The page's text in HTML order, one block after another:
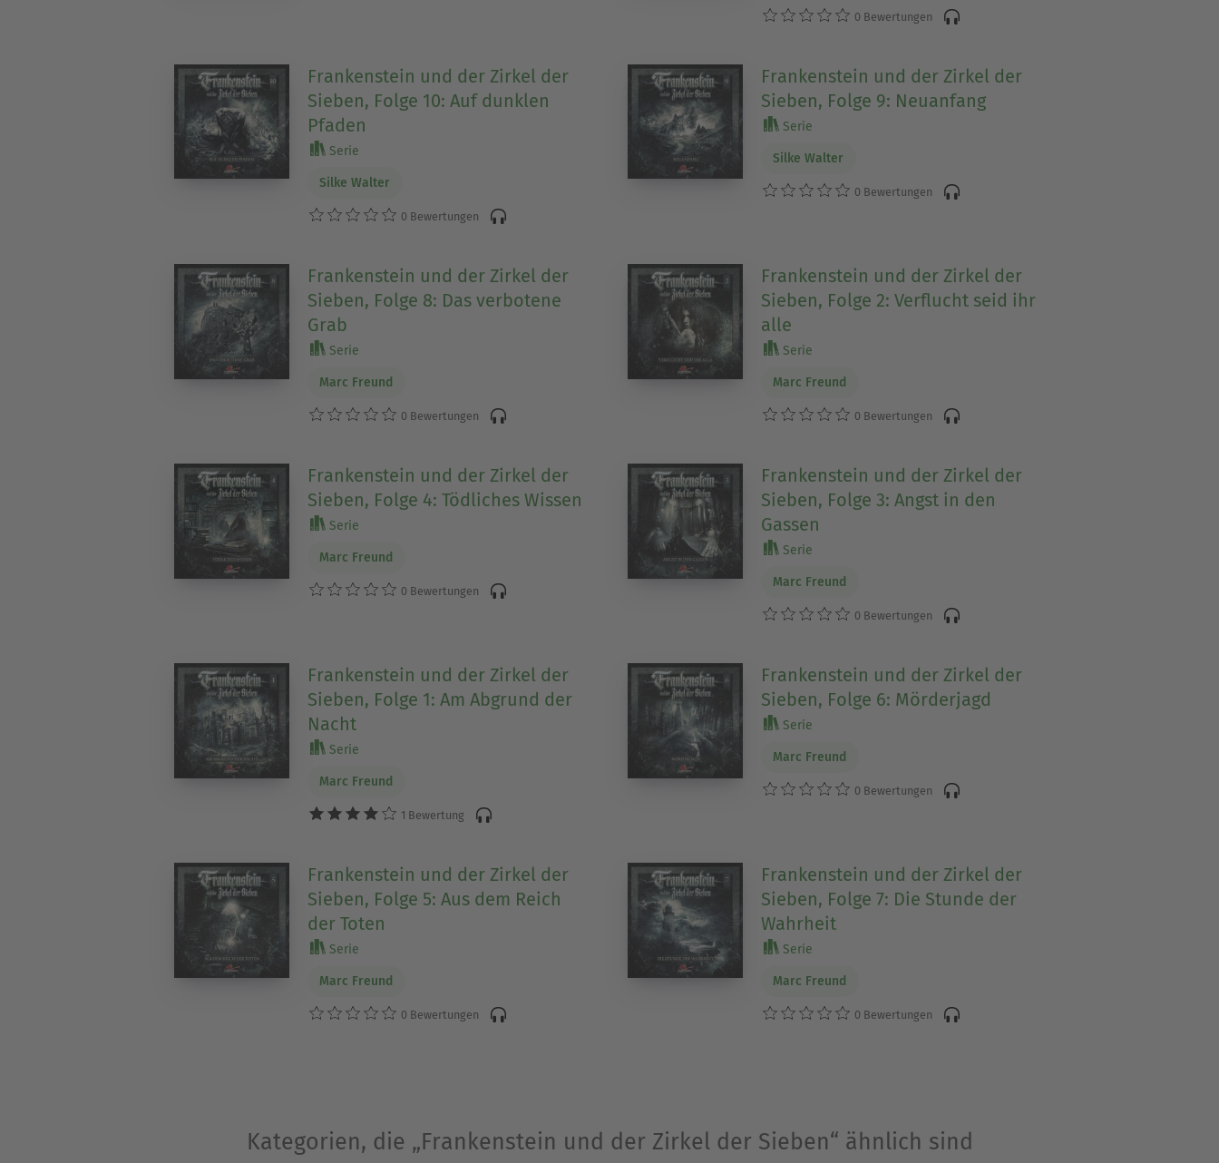
0 Bewertungen
Frankenstein und der Zirkel der
Sieben, Folge 10: Auf dunklen
Pfaden
Serie
Silke Walter
0 Bewertungen
Frankenstein und der Zirkel der
Sieben, Folge 9: Neuanfang
Serie
Silke Walter
0 Bewertungen
Frankenstein und der Zirkel der
Sieben, Folge 8: Das verbotene
Grab
Serie
Marc Freund
0 Bewertungen
Frankenstein und der Zirkel der
Sieben, Folge 2: Verflucht seid ihr
alle
Serie
Marc Freund
0 Bewertungen
Frankenstein und der Zirkel der
Sieben, Folge 4: Tödliches Wissen
Serie
Marc Freund
0 Bewertungen
Frankenstein und der Zirkel der
Sieben, Folge 3: Angst in den
Gassen
Serie
Marc Freund
0 Bewertungen
Frankenstein und der Zirkel der
Sieben, Folge 1: Am Abgrund der
Nacht
Serie
Marc Freund
1 Bewertung
Frankenstein und der Zirkel der
Sieben, Folge 6: Mörderjagd
Serie
Marc Freund
0 Bewertungen
Frankenstein und der Zirkel der
Sieben, Folge 5: Aus dem Reich
der Toten
Serie
Marc Freund
0 Bewertungen
Frankenstein und der Zirkel der
Sieben, Folge 7: Die Stunde der
Wahrheit
Serie
Marc Freund
0 Bewertungen
Kategorien, die „Frankenstein und der Zirkel der Sieben“ ähnlich sind